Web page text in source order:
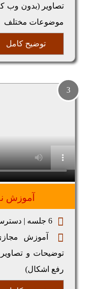
تصاویر (بدون وب
موضوعات مختلف
توضیح کامل
آموزش
3
آموزش
توضیحات و
رفع اشکال)